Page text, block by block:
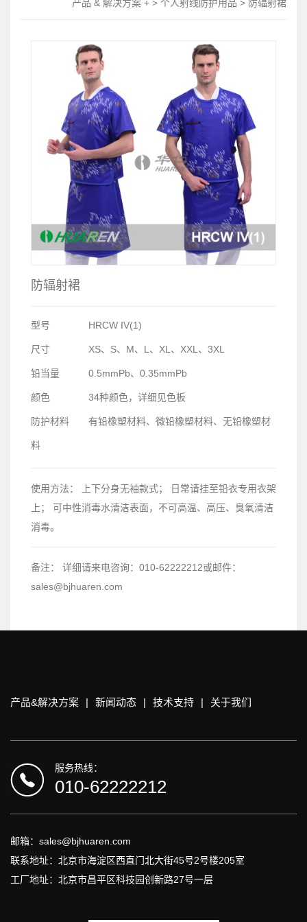
产品 & 解决方案 + > 个人射线防护用品 > 防辐射裙
防辐射裙
型号 HRCW IV(1)
尺寸 XS、S、M、L、XL、XXL、3XL
铅当量 0.5mmPb、0.35mmPb
颜色 34种颜色，详细见色板
防护材料 有铅橡塑材料、微铅橡塑材料、无铅橡塑材
料
使用方法：
上下分身无袖款式； 日常请挂至铅衣专用衣架
上； 可中性消毒水清洁表面，不可高温、高压、臭氧清洁
消毒。
备注：
详细请来电咨询：010-62222212或邮件：
sales@bjhuaren.com
产品&解决方案 | 新闻动态 | 技术支持 | 关于我们
服务热线：
010-62222212
邮箱：sales@bjhuaren.com
联系地址：北京市海淀区西直门北大街45号2号楼205室
工厂地址：北京市昌平区科技园创新路27号一层